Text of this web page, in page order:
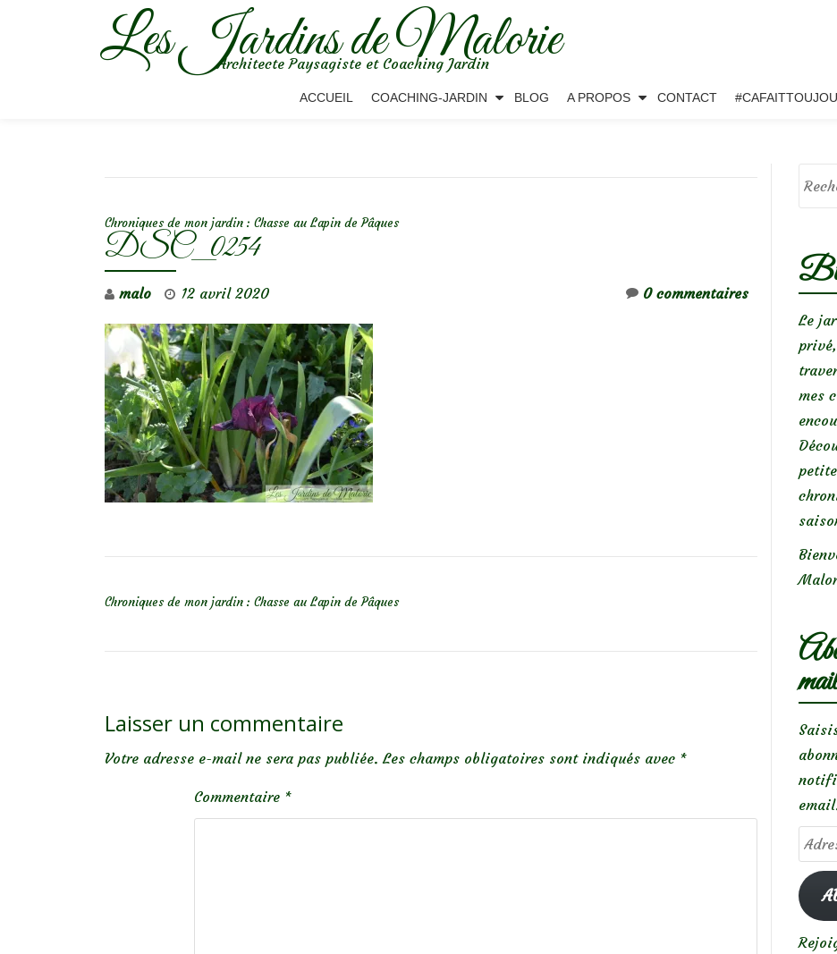
Les Jardins de Malorie
Architecte Paysagiste et Coaching Jardin
ACCUEIL COACHING-JARDIN BLOG A PROPOS CONTACT
Chroniques de mon jardin : Chasse au Lapin de Pâques
DSC_0254
malo 12 avril 2020 0 commentaires
Chroniques de mon jardin : Chasse au Lapin de Pâques
Laisser un commentaire
Votre adresse e-mail ne sera pas publiée. Les champs obligatoires sont indiqués avec *
Commentaire *
Le
mes
e-
mail